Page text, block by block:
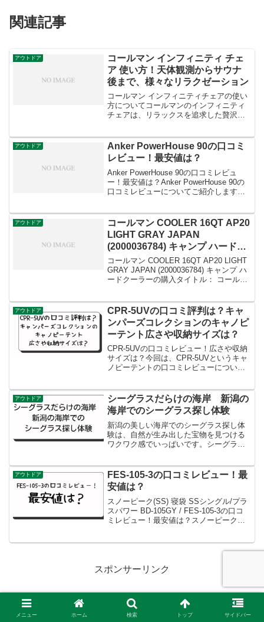
関連記事
アウトドア
コールマン インフィニティ チェ
ア 使い方！天体観測からサウナ
後まで、様々なリラクゼーション
コールマン インフィニティチェアの使い
方についてコールマンのインフィニティ
チェアは、リラックスを追求した贅沢な
ップに従って設置できます:展開: インフ
ィニティチェアを折...
アウトドア
Anker PowerHouse 90の口コミ
レビュー！最安値は？
Anker PowerHouse 90の口コミレビュ
ー！最安値は？Anker PowerHouse 90の
口コミレビューについてご紹介します。
トながら大...
アウトドア
コールマン COOLER 16QT AP20
LIGHT GRAY JAPAN
(2000036784) キャンプ ハードク
ーラー買えないし売ってない！ど
こで購入できる？
コールマン COOLER 16QT AP20 LIGHT
GRAY JAPAN (2000036784) キャンプ ハ
ードクーラーの購入タイトル： コールマ
アウトドア
CPR-5UVの口コミ評判は？キャ
ンパーズコレクションのキャノピ
ーテント広さや収納サイズは？
CPR-5UVの口コミレビュー！広さや収納
サイズは？今回は、CPR-5UVというキャ
ノピーテントの口コミレビューについて
は、山善というメーカーのキャンパーズ
コレクシ...
アウトドア
シーグラスだらけの海岸 新潟の
海岸でのシーグラス探し体験
新潟の美しい海岸でのシーグラス探し体
験は、自然が生み出した宝物を見つける
ワクワク感でいっぱいです。シーグラス
いや独特の質感は、見る人を魅了しま
す。新潟の海岸は、このシー...
アウトドア
FES-105-3の口コミレビュー！最
安値は？
スノーピーク(SS) 寝袋 SSシングル/プラ
スパワー BD-105GY / FES-105-3の口コ
ミレビュー！最安値は？スノーピーク
スポンサーリンク
メニュー ホーム 検索 トップ サイドバー